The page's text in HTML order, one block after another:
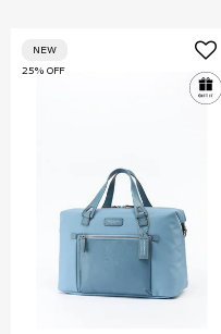
25% OFF
NEW